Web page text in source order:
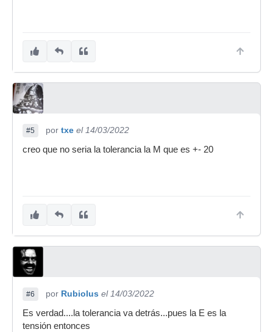
#5 por txe el 14/03/2022
creo que no seria la tolerancia la M que es +- 20
#6 por Rubiolus el 14/03/2022
Es verdad....la tolerancia va detrás...pues la E es la
tensión entonces